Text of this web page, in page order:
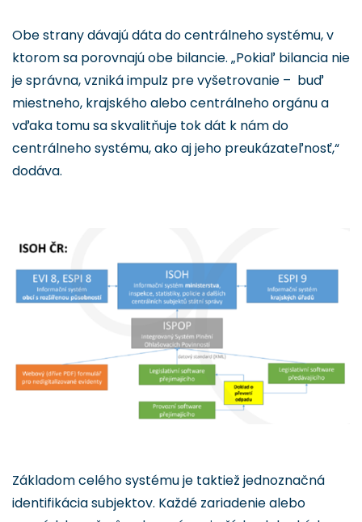
Obe strany dávajú dáta do centrálneho systému, v
ktorom sa porovnajú obe bilancie. „Pokiaľ bilancia nie
je správna, vzniká impulz pre vyšetrovanie – buď
miestneho, krajského alebo centrálneho orgánu a
vďaka tomu sa skvalitňuje tok dát k nám do
centrálneho systému, ako aj jeho preukázateľnosť,“
dodáva.
Základom celého systému je taktiež jednoznačná
identifikácia subjektov. Každé zariadenie alebo